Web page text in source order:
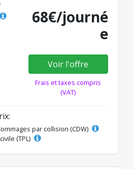
68€/journé
e
Voir l'offre
Frais et taxes compris
(VAT)
par collision (CDW)
(TPL)